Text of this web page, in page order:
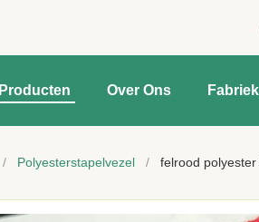
Producten Over Ons
/ Polyesterstapelvezel / felrood